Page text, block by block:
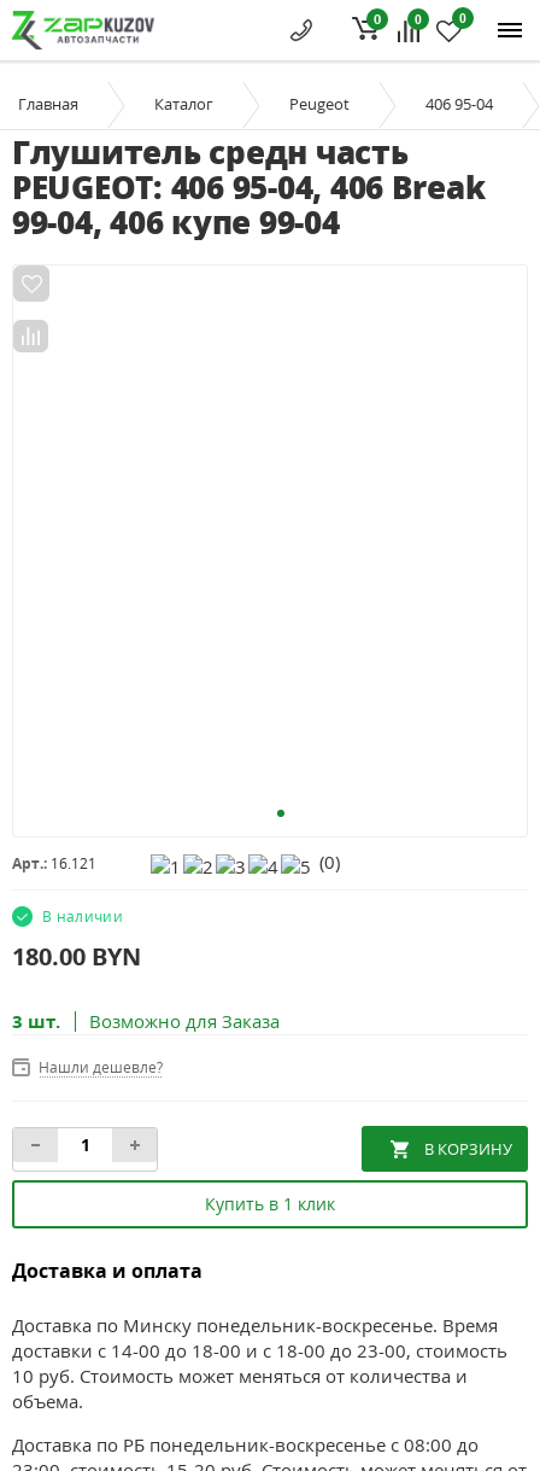
0 0
0
Главная Каталог Peugeot 406 95-04
Глушитель средн часть
PEUGEOT: 406 95-04, 406 Break
99-04, 406 купе 99-04
Арт.: 16.121 (0)
В наличии
180.00 BYN
3 шт. Возможно для Заказа
Нашли дешевле?
Купить в 1 клик
Доставка и оплата
Доставка по Минску понедельник-воскресенье. Время
доставки с 14-00 до 18-00 и с 18-00 до 23-00, стоимость
10 руб. Стоимость может меняться от количества и
объема.
Доставка по РБ понедельник-воскресенье с 08:00 до